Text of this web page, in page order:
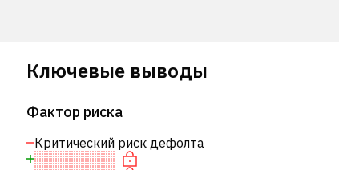
Ключевые выводы
Фактор риска
Критический риск дефолта